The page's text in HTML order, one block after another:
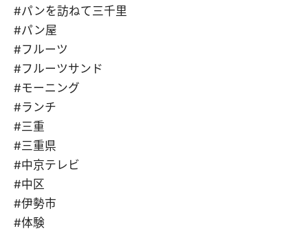
#パンを訪ねて三千里
#パン屋
#フルーツ
#フルーツサンド
#モーニング
#ランチ
#三重
#三重県
#中京テレビ
#中区
#伊勢市
#体験